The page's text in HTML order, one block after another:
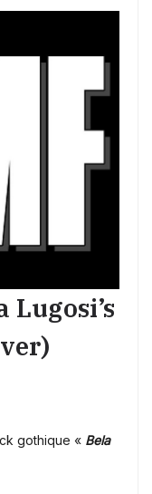
Lugosi’s
gothique « Bela